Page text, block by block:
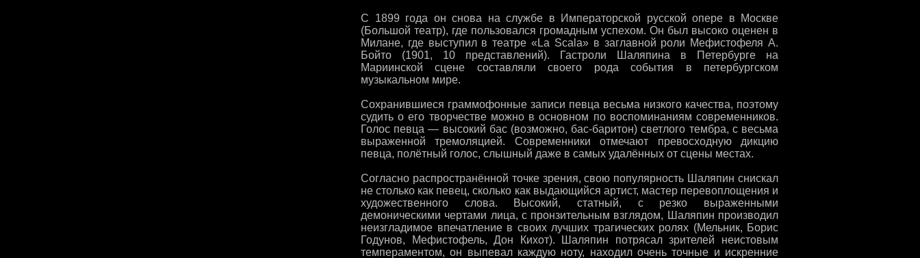
С 1899 года он снова на службе в Императорской русской опере в Москве
(Большой театр), где пользовался громадным успехом. Он был высоко оценен в
Милане, где выступил в театре «La Scala» в заглавной роли Мефистофеля А.
Бойто (1901, 10 представлений). Гастроли Шаляпина в Петербурге на
Мариинской сцене составляли своего рода события в петербургском
музыкальном мире.
Сохранившиеся граммофонные записи певца весьма низкого качества, поэтому
судить о его творчестве можно в основном по воспоминаниям современников.
Голос певца — высокий бас (возможно, бас-баритон) светлого тембра, с весьма
выраженной тремоляцией. Современники отмечают превосходную дикцию
певца, полётный голос, слышный даже в самых удалённых от сцены местах.
Согласно распространённой точке зрения, свою популярность Шаляпин снискал
не столько как певец, сколько как выдающийся артист, мастер перевоплощения и
художественного слова. Высокий, статный, с резко выраженными
демоническими чертами лица, с пронзительным взглядом, Шаляпин производил
неизгладимое впечатление в своих лучших трагических ролях (Мельник, Борис
Годунов, Мефистофель, Дон Кихот). Шаляпин потрясал зрителей неистовым
темпераментом, он выпевал каждую ноту, находил очень точные и искренние